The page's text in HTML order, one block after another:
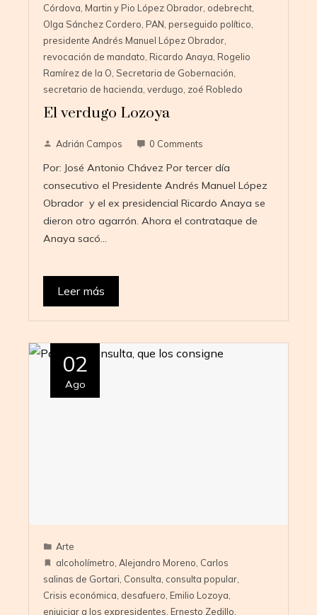
Córdova Martin y Pio López Obrador odebrecht
Olga Sánchez Cordero PAN perseguido político
presidente Andrés Manuel López Obrador
revocación de mandato Ricardo Anaya Rogelio
Ramírez de la O Secretaria de Gobernación
secretario de hacienda verdugo zoé Robledo
El verdugo Lozoya
Adrián Campos 0 Comments
Por: José Antonio Chávez Por tercer día
consecutivo el Presidente Andrés Manuel López
Obrador y el ex presidencial Ricardo Anaya se
dieron otro agarrón. Ahora el contrataque de
Anaya sacó…
Leer más
02
Ago
Arte
alcoholímetro Alejandro Moreno Carlos
salinas de Gortari Consulta consulta popular
Crisis económica desafuero Emilio Lozoya
enjuiciar a los expresidentes Ernesto Zedillo